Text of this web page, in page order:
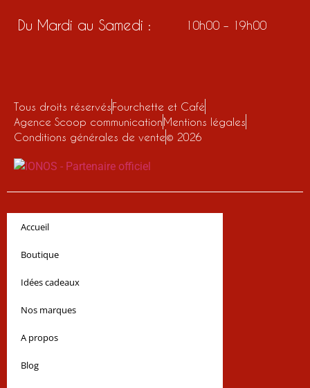
Du Mardi au Samedi : 10h00 – 19h00
Tous droits réservésFourchette et Café
Agence Scoop communicationMentions légales
Conditions générales de vente© 2026
Accueil
Boutique
Idées cadeaux
Nos marques
A propos
Blog